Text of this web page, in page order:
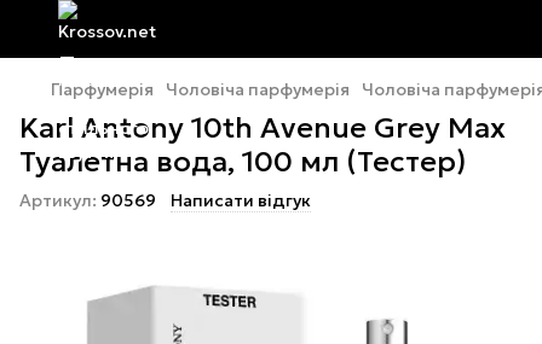
Парфумерія Чоловіча парфумерія Чоловіча
Karl Antony 10th Avenue Grey Max
Туалетна вода, 100 мл (Тестер)
Артикул: 90569 Написати відгук